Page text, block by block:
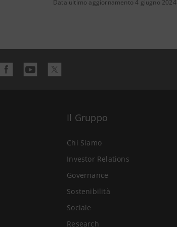
Data ultimo aggiornamento 4 giugno
Il Gruppo
Chi Siamo
Investor Relations
Governance
Sostenibilità
Sociale
Research